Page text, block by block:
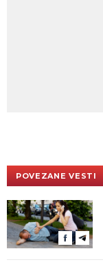
POVEZANE VESTI